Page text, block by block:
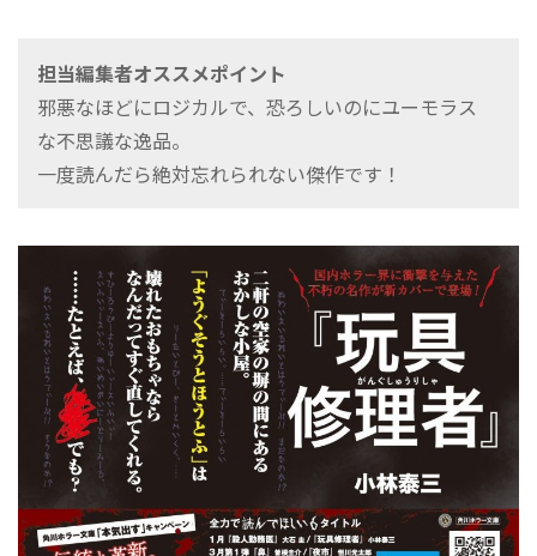
担当編集者オススメポイント
邪悪なほどにロジカルで、恐ろしいのにユーモラス
な不思議な逸品。
一度読んだら絶対忘れられない傑作です！